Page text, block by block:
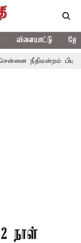
விளையாட்டு
பிடிவாராண்ட்
நாள்